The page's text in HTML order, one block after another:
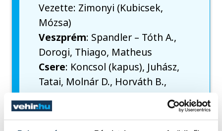
Vezette: Zimonyi (Kubicsek,
Mózsa)
Veszprém: Spandler – Tóth A.,
Dorogi, Thiago, Matheus
Csere: Koncsol (kapus), Juhász,
Tatai, Molnár D., Horváth B.,
Fellembek, Lipl, Gerencsér, Lux
Vezetőedző
: Javier Rodíguez